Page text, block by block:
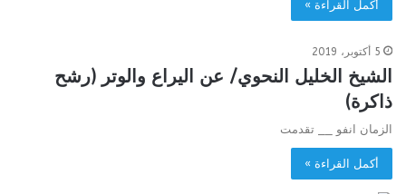
أكمل القراءة »
5 أكتوبر، 2019
الشيخ الخليل النحوي/ عن اليراع والوتر (رشح
ذاكرة)
الزمان انفو __ تقدمت
أكمل القراءة »